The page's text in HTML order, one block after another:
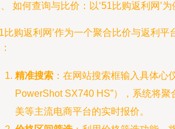
如何查询与比价：以‘51比购返利网’为
比购返利网’作为一个聚合比价与返利平
精准搜索 ：在网站搜索框输入具体心
PowerShot SX740 HS”），系统将
美等主流电商平台的实时报价。